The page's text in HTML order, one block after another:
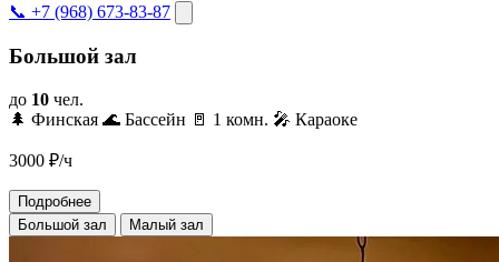
📞 +7 (968) 673-83-87
Большой зал
до 10 чел.
🌲 Финская 🌊 Бассейн 🚪 1 комн. 🎤 Караоке
3000 ₽/ч
Подробнее
Большой зал
Малый зал